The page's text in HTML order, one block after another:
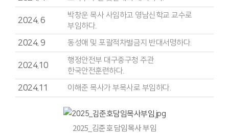
2024. 6
박창운 목사 사임하고 영남신학교 교수로
부임하다.
2024. 9 동성애 및 포괄적차별금지 반대서명하다.
2024.10
행정안전부 대구중구청 주관
한국안전훈련하다.
2024.11 이해준 목사가 부목사로 부임하다.
2025_김준호 담임목사 부임